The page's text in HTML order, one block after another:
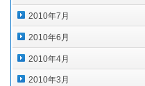
2010年7月
2010年6月
2010年4月
2010年3月